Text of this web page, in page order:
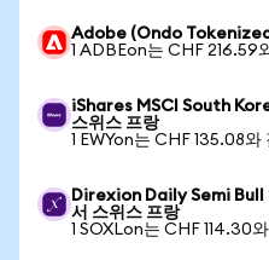
Adobe (Ondo
1 ADBEon는 CHF 216.59
iShares MSCI South
스위스 프랑
1 EWYon는 CHF 135.08와
Direxion Daily Semi Bull
서 스위스 프랑
1 SOXLon는 CHF 114.30